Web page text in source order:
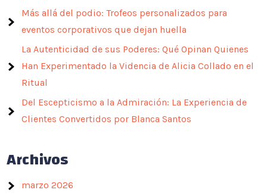
Más allá del podio: Trofeos personalizados para
eventos corporativos que dejan huella
La Autenticidad de sus Poderes: Qué Opinan Quienes
Han Experimentado la Videncia de Alicia Collado en el
Ritual
Del Escepticismo a la Admiración: La Experiencia de
Clientes Convertidos por Blanca Santos
Archivos
marzo 2026